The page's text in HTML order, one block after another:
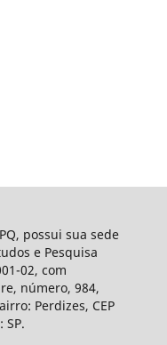
possui sua sede
e Pesquisa
02, com
número, 984,
Perdizes, CEP
SP.